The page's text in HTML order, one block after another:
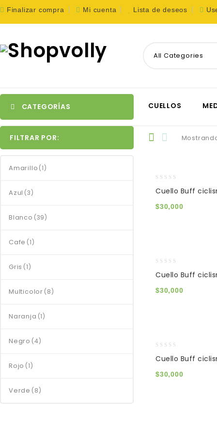
Finalizar compra Mi cuenta Lista de deseos
All Categories
CATEGORÍAS CUELLOS
out
of
5
Cuello Buff
$30,000
out
of
5
Cuello Buff
$30,000
out
of
5
Cuello Buff
$30,000
FILTRAR POR:
Amarillo (1)
Azul (3)
Blanco (39)
Cafe (1)
Gris (1)
Multicolor (8)
Naranja (1)
Negro (4)
Rojo (1)
Verde (8)